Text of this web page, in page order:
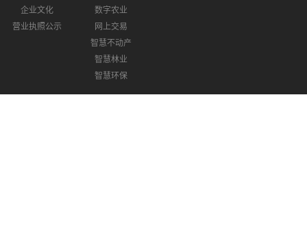
企业文化
营业执照公示
数字农业
网上交易
智慧不动产
智慧林业
智慧环保